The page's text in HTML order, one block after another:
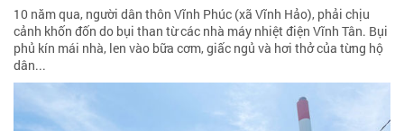
10 năm qua, người dân thôn Vĩnh Phúc (xã Vĩnh Hảo), phải chịu
cảnh khốn đốn do bụi than từ các nhà máy nhiệt điện Vĩnh Tân. Bụi
phủ kín mái nhà, len vào bữa cơm, giấc ngủ và hơi thở của từng hộ
dân...